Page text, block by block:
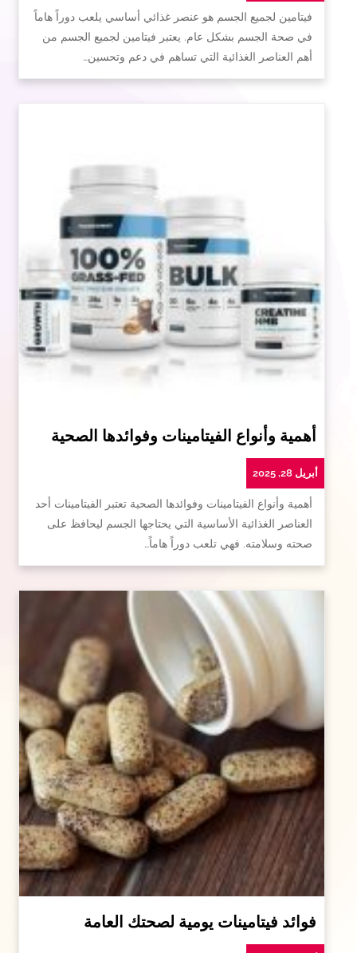
فيتامين لجميع الجسم هو عنصر غذائي أساسي يلعب دوراً هاماً
في صحة الجسم بشكل عام. يعتبر فيتامين لجميع الجسم من
أهم العناصر الغذائية التي تساهم في دعم وتحسين…
أهمية وأنواع الفيتامينات وفوائدها الصحية
أبريل 28, 2025
أهمية وأنواع الفيتامينات وفوائدها الصحية تعتبر الفيتامينات أحد
العناصر الغذائية الأساسية التي يحتاجها الجسم ليحافظ على
صحته وسلامته. فهي تلعب دوراً هاماً…
فوائد فيتامينات يومية لصحتك العامة